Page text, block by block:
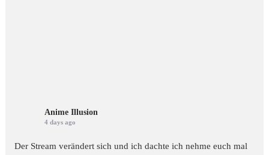
Anime Illusion
4 days ago
Der Stream verändert sich und ich dachte ich nehme euch mal